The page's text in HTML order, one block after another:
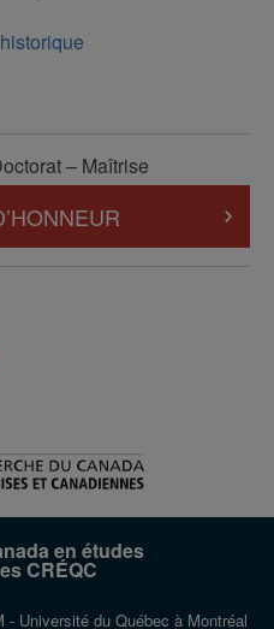
– Maîtrise
en études
CRÉQC
- Université du Québec à Montréal